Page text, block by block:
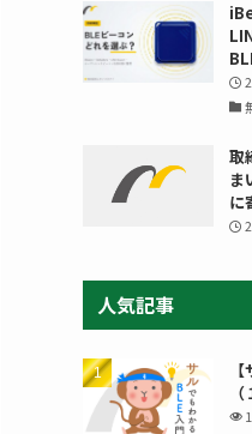
取
ま
に
人気記事